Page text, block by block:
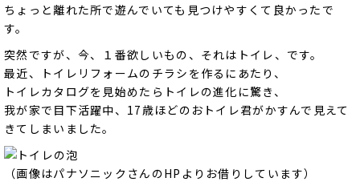
ちょっと離れた所で遊んでいても見つけやすくて良かったで
す。
突然ですが、今、１番欲しいもの、それはトイレ、です。
最近、トイレリフォームのチラシを作るにあたり、
トイレカタログを見始めたらトイレの進化に驚き、
我が家で目下活躍中、17歳ほどのおトイレ君がかすんで見えて
きてしまいました。
（画像はパナソニックさんのHPよりお借りしています）